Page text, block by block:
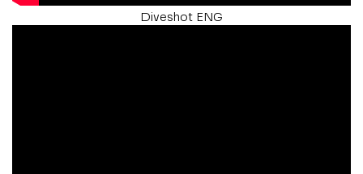
Diveshot ENG